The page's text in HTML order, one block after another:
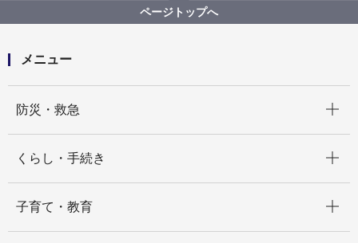
建築基準法に基づく許可・認定・指定等
防災計画書作成についてのご案内
ページトップへ
メニュー
防災・救急
くらし・手続き
子育て・教育